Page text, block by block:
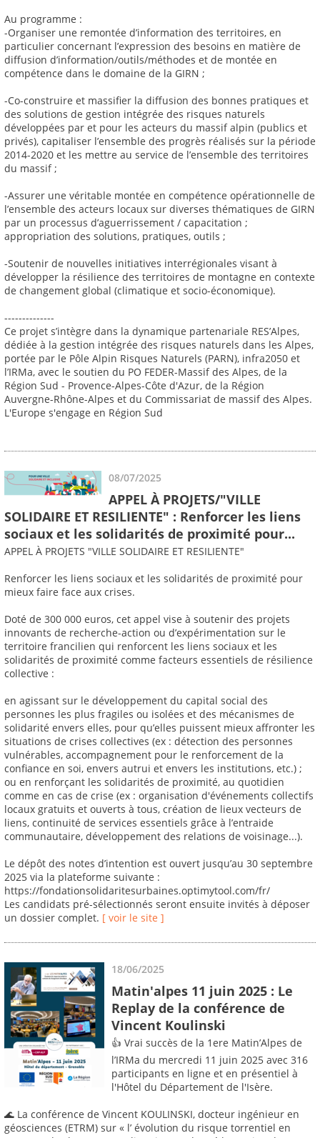
Au programme :
-Organiser une remontée d’information des territoires, en
particulier concernant l’expression des besoins en matière de
diffusion d’information/outils/méthodes et de montée en
compétence dans le domaine de la GIRN ;
-Co-construire et massifier la diffusion des bonnes pratiques et
des solutions de gestion intégrée des risques naturels
développées par et pour les acteurs du massif alpin (publics et
privés), capitaliser l’ensemble des progrès réalisés sur la période
2014-2020 et les mettre au service de l’ensemble des territoires
du massif ;
-Assurer une véritable montée en compétence opérationnelle de
l’ensemble des acteurs locaux sur diverses thématiques de GIRN
par un processus d’aguerrissement / capacitation ;
appropriation des solutions, pratiques, outils ;
-Soutenir de nouvelles initiatives interrégionales visant à
développer la résilience des territoires de montagne en contexte
de changement global (climatique et socio-économique).
--------------
Ce projet s’intègre dans la dynamique partenariale RES’Alpes,
dédiée à la gestion intégrée des risques naturels dans les Alpes,
portée par le Pôle Alpin Risques Naturels (PARN), infra2050 et
l’IRMa, avec le soutien du PO FEDER-Massif des Alpes, de la
Région Sud - Provence-Alpes-Côte d'Azur, de la Région
Auvergne-Rhône-Alpes et du Commissariat de massif des Alpes.
L'Europe s'engage en Région Sud
08/07/2025
APPEL À PROJETS/"VILLE
SOLIDAIRE ET RESILIENTE" : Renforcer les liens
sociaux et les solidarités de proximité pour...
APPEL À PROJETS "VILLE SOLIDAIRE ET RESILIENTE"
Renforcer les liens sociaux et les solidarités de proximité pour
mieux faire face aux crises.
Doté de 300 000 euros, cet appel vise à soutenir des projets
innovants de recherche-action ou d’expérimentation sur le
territoire francilien qui renforcent les liens sociaux et les
solidarités de proximité comme facteurs essentiels de résilience
collective :
en agissant sur le développement du capital social des
personnes les plus fragiles ou isolées et des mécanismes de
solidarité envers elles, pour qu’elles puissent mieux affronter les
situations de crises collectives (ex : détection des personnes
vulnérables, accompagnement pour le renforcement de la
confiance en soi, envers autrui et envers les institutions, etc.) ;
ou en renforçant les solidarités de proximité, au quotidien
comme en cas de crise (ex : organisation d'événements collectifs
locaux gratuits et ouverts à tous, création de lieux vecteurs de
liens, continuité de services essentiels grâce à l’entraide
communautaire, développement des relations de voisinage...).
Le dépôt des notes d’intention est ouvert jusqu’au 30 septembre
2025 via la plateforme suivante :
https://fondationsolidaritesurbaines.optimytool.com/fr/
Les candidats pré-sélectionnés seront ensuite invités à déposer
un dossier complet. [ voir le site ]
18/06/2025
Matin'alpes 11 juin 2025 : Le
Replay de la conférence de
Vincent Koulinski
👍 Vrai succès de la 1ere Matin’Alpes de
l’IRMa du mercredi 11 juin 2025 avec 316
participants en ligne et en présentiel à
l'Hôtel du Département de l'Isère.
🌊 La conférence de Vincent KOULINSKI, docteur ingénieur en
géosciences (ETRM) sur « l’ évolution du risque torrentiel en